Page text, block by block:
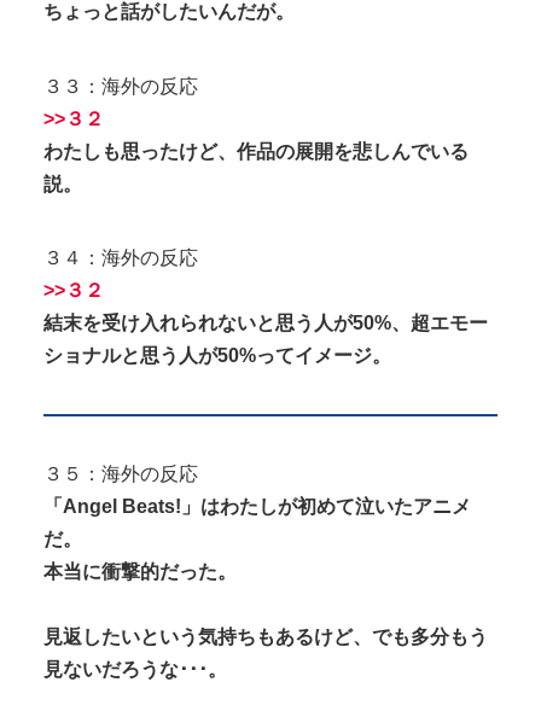
ちょっと話がしたいんだが。
３３：海外の反応
>>３２
わたしも思ったけど、 作品の展開を悲しんでいる
説。
３４：海外の反応
>>３２
結末を受け入れられないと思う人が50%、超エモー
ショナルと思う人が50%ってイメージ。
３５：海外の反応
「Angel Beats!」はわたしが初めて泣いたアニメ
だ。
本当に衝撃的だった。
見返したいという気持ちもあるけど、でも多分もう
見ないだろうな･･･。